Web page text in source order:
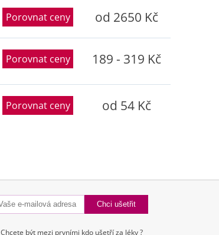
Porovnat ceny od 2650 Kč
Porovnat ceny 189 - 319 Kč
Porovnat ceny od 54 Kč
Chcete být mezi prvními kdo ušetří za léky ?